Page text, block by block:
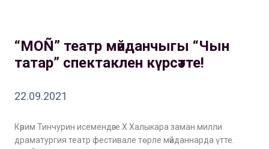
“МОÑ” театр мәйданчыгы “Чын
татар” спектаклен күрсәтте!
22.09.2021
Кәрим Тинчурин исемендәге Х Халыкара заман милли
драматургия театр фестивале төрле мәйданнарда үтте.